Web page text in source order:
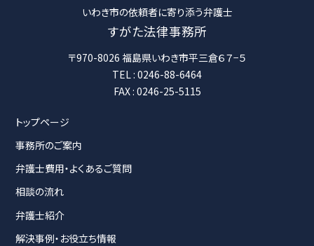
いわき市の依頼者に寄り添う弁護士
すがた法律事務所
〒970-8026 福島県いわき市平三倉６７−５
TEL : 0246-88-6464
FAX : 0246-25-5115
トップページ
事務所のご案内
弁護士費用・よくあるご質問
相談の流れ
弁護士紹介
解決事例・お役立ち情報